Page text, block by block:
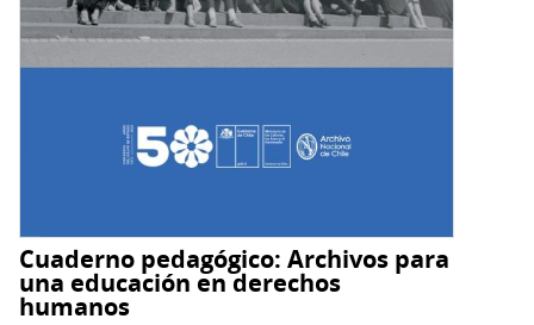
Cuaderno pedagógico: Archivos para
una educación en derechos
humanos